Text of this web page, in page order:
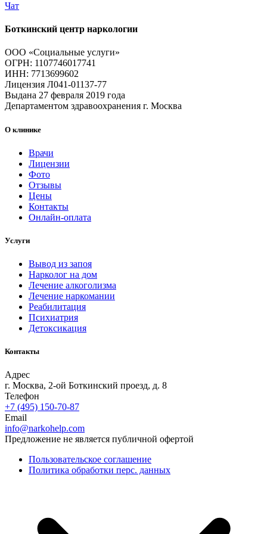
Чат
Боткинский центр наркологии
ООО «Социальные услуги»
ОГРН: 1107746017741
ИНН: 7713699602
Лицензия Л041-01137-77
Выдана 27 февраля 2019 года
Департаментом здравоохранения г. Москва
О клинике
Врачи
Лицензии
Фото
Отзывы
Цены
Контакты
Онлайн-оплата
Услуги
Вывод из запоя
Нарколог на дом
Лечение алкоголизма
Лечение наркомании
Реабилитация
Психиатрия
Детоксикация
Контакты
Адрес
г. Москва, 2-ой Боткинский проезд, д. 8
Телефон
+7 (495) 150-70-87
Email
info@narkohelp.com
Предложение не является публичной офертой
Пользовательское соглашение
Политика обработки перс. данных